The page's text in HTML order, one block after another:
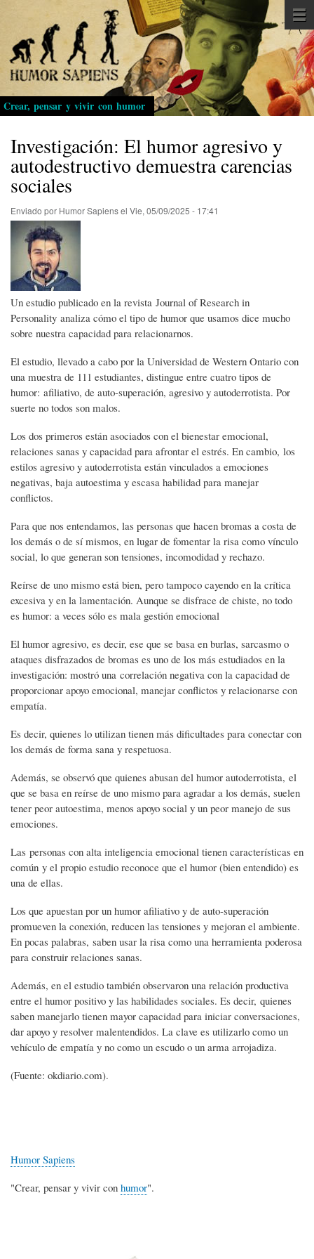
Pasar
al
contenido
principal
Crear, pensar y vivir con humor
Investigación: El humor agresivo y
autodestructivo demuestra carencias
sociales
Enviado por Humor Sapiensel Vie, 05/09/2025 - 17:41
Un estudio publicado en la revista Journal of Research in
Personality analiza cómo el tipo de humor que usamos dice mucho
sobre nuestra capacidad para relacionarnos.
El estudio, llevado a cabo por la Universidad de Western Ontario con
una muestra de 111 estudiantes, distingue entre cuatro tipos de
humor: afiliativo, de auto-superación, agresivo y autoderrotista. Por
suerte no todos son malos.
Los dos primeros están asociados con el bienestar emocional,
relaciones sanas y capacidad para afrontar el estrés. En cambio, los
estilos agresivo y autoderrotista están vinculados a emociones
negativas, baja autoestima y escasa habilidad para manejar
conflictos.
Para que nos entendamos, las personas que hacen bromas a costa de
los demás o de sí mismos, en lugar de fomentar la risa como vínculo
social, lo que generan son tensiones, incomodidad y rechazo.
Reírse de uno mismo está bien, pero tampoco cayendo en la crítica
excesiva y en la lamentación. Aunque se disfrace de chiste, no todo
es humor: a veces sólo es mala gestión emocional
El humor agresivo, es decir, ese que se basa en burlas, sarcasmo o
ataques disfrazados de bromas es uno de los más estudiados en la
investigación: mostró una correlación negativa con la capacidad de
proporcionar apoyo emocional, manejar conflictos y relacionarse con
empatía.
Es decir, quienes lo utilizan tienen más dificultades para conectar con
los demás de forma sana y respetuosa.
Además, se observó que quienes abusan del humor autoderrotista, el
que se basa en reírse de uno mismo para agradar a los demás, suelen
tener peor autoestima, menos apoyo social y un peor manejo de sus
emociones.
Las personas con alta inteligencia emocional tienen características en
común y el propio estudio reconoce que el humor (bien entendido) es
una de ellas.
Los que apuestan por un humor afiliativo y de auto-superación
promueven la conexión, reducen las tensiones y mejoran el ambiente.
En pocas palabras, saben usar la risa como una herramienta poderosa
para construir relaciones sanas.
Además, en el estudio también observaron una relación productiva
entre el humor positivo y las habilidades sociales. Es decir, quienes
saben manejarlo tienen mayor capacidad para iniciar conversaciones,
dar apoyo y resolver malentendidos. La clave es utilizarlo como un
vehículo de empatía y no como un escudo o un arma arrojadiza.
(Fuente: okdiario.com).
Humor Sapiens
"Crear, pensar y vivir con humor".